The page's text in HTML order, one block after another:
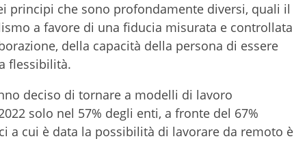
principi che sono profondamente diversi, quali il
a favore di una fiducia misurata e controllata
della capacità della persona di essere
flessibilità.
deciso di tornare a modelli di lavoro
solo nel 57% degli enti, a fronte del 67%
a cui è data la possibilità di lavorare da remoto è